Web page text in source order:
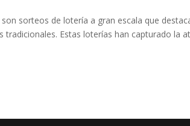
sorteos de lotería a gran escala que
Estas loterías han capturado la